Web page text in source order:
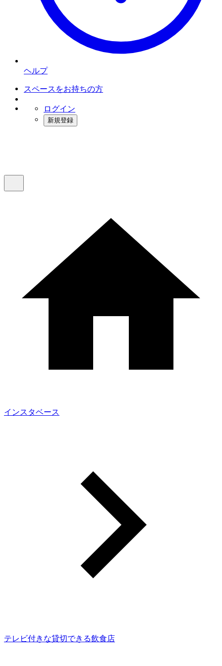
ヘルプ
スペースをお持ちの方
ログイン
新規登録
インスタベース
テレビ付きな貸切できる飲食店